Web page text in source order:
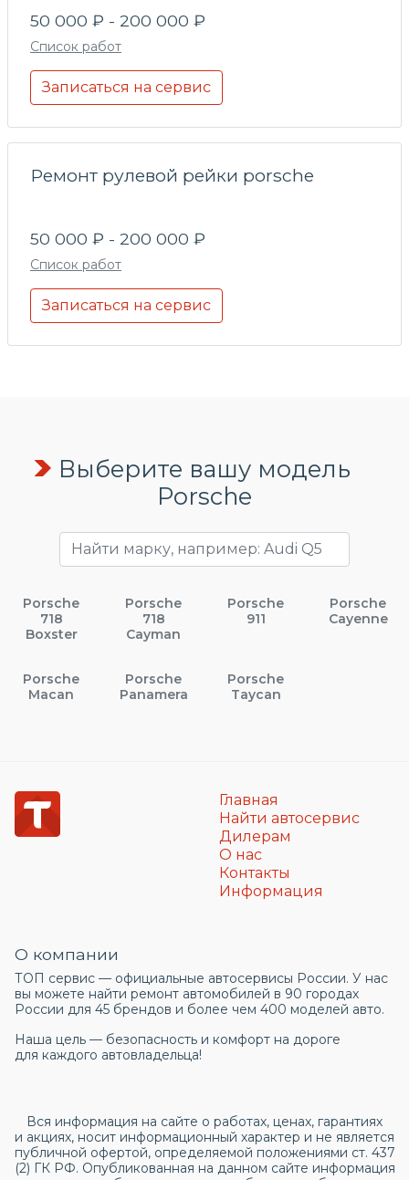
50 000 ₽ - 200 000 ₽
Список работ
Записаться на сервис
Ремонт рулевой рейки porsche
50 000 ₽ - 200 000 ₽
Список работ
Записаться на сервис
Выберите вашу модель
Porsche
Porsche
718
Boxster
Porsche
718
Cayman
Porsche
911
Porsche
Cayenne
Porsche
Macan
Porsche
Panamera
Porsche
Taycan
Главная
Найти автосервис
Дилерам
О нас
Контакты
Информация
О компании
ТОП сервис — официальные автосервисы России. У нас
вы можете найти ремонт автомобилей в 90 городах
России для 45 брендов и более чем 400 моделей авто.
Наша цель — безопасность и комфорт на дороге
для каждого автовладельца!
Вся информация на сайте о работах, ценах, гарантиях
и акциях, носит информационный характер и не является
публичной офертой, определяемой положениями ст. 437
(2) ГК РФ. Опубликованная на данном сайте информация